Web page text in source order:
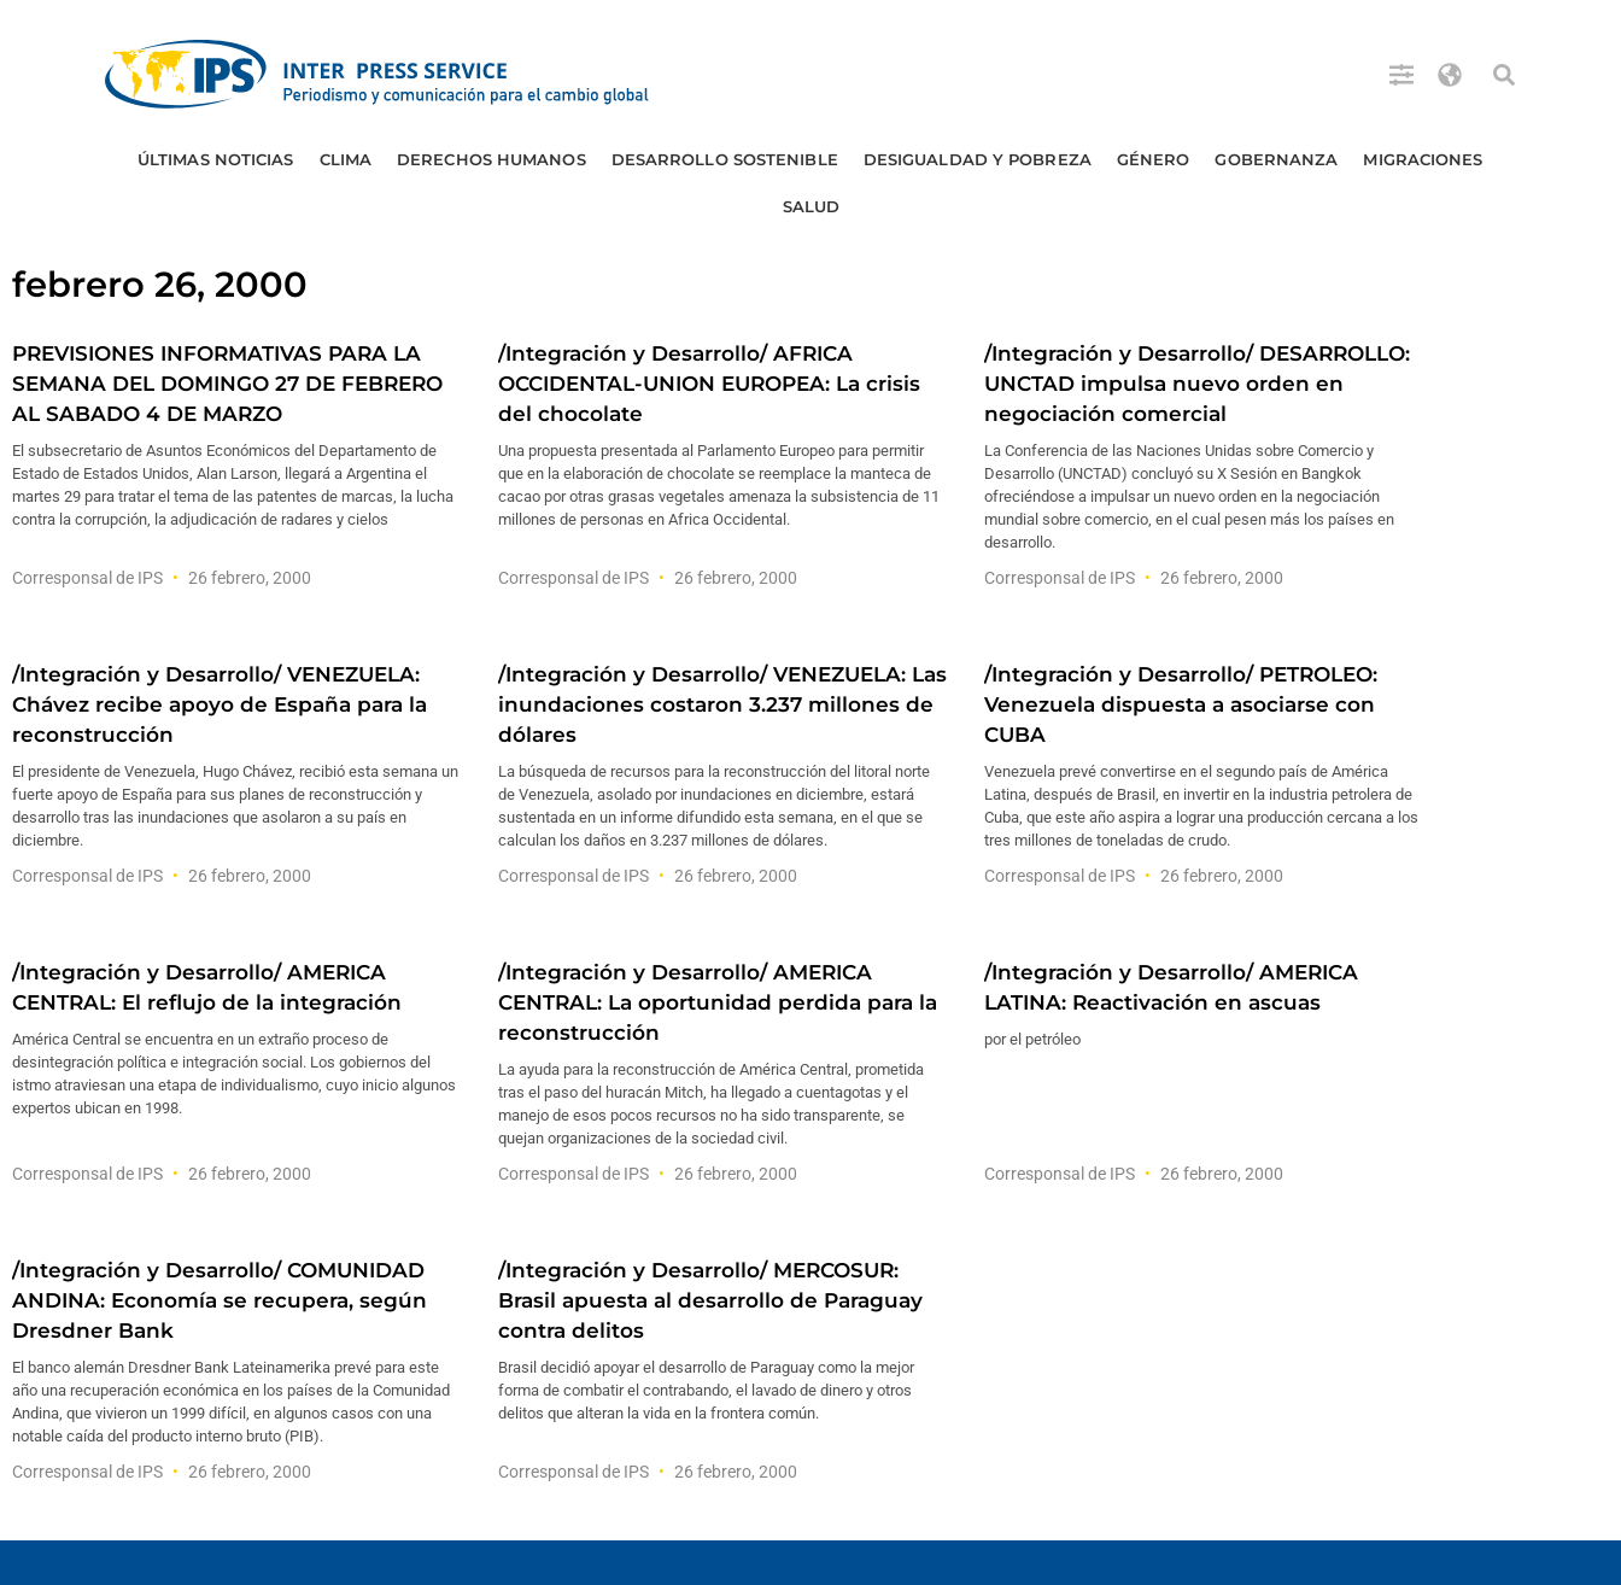
ÚLTIMAS NOTICIAS CLIMA DERECHOS HUMANOS DESARROLLO SOSTENIBLE DESIGUALDAD Y POBREZA GÉNERO GOBERNANZA MIGRACIONES
SALUD
febrero 26, 2000
PREVISIONES INFORMATIVAS PARA LA
SEMANA DEL DOMINGO 27 DE FEBRERO
AL SABADO 4 DE MARZO
El subsecretario de Asuntos Económicos del Departamento de
Estado de Estados Unidos, Alan Larson, llegará a Argentina el
martes 29 para tratar el tema de las patentes de marcas, la lucha
contra la corrupción, la adjudicación de radares y cielos
Corresponsal de IPS 26 febrero, 2000
/Integración y Desarrollo/ AFRICA
OCCIDENTAL-UNION EUROPEA: La crisis
del chocolate
Una propuesta presentada al Parlamento Europeo para permitir
que en la elaboración de chocolate se reemplace la manteca de
cacao por otras grasas vegetales amenaza la subsistencia de 11
millones de personas en Africa Occidental.
Corresponsal de IPS 26 febrero, 2000
/Integración y Desarrollo/ DESARROLLO:
UNCTAD impulsa nuevo orden en
negociación comercial
La Conferencia de las Naciones Unidas sobre Comercio y
Desarrollo (UNCTAD) concluyó su X Sesión en Bangkok
ofreciéndose a impulsar un nuevo orden en la negociación
mundial sobre comercio, en el cual pesen más los países en
desarrollo.
Corresponsal de IPS 26 febrero, 2000
/Integración y Desarrollo/ VENEZUELA:
Chávez recibe apoyo de España para la
reconstrucción
El presidente de Venezuela, Hugo Chávez, recibió esta semana un
fuerte apoyo de España para sus planes de reconstrucción y
desarrollo tras las inundaciones que asolaron a su país en
diciembre.
Corresponsal de IPS 26 febrero, 2000
/Integración y Desarrollo/ VENEZUELA: Las
inundaciones costaron 3.237 millones de
dólares
La búsqueda de recursos para la reconstrucción del litoral norte
de Venezuela, asolado por inundaciones en diciembre, estará
sustentada en un informe difundido esta semana, en el que se
calculan los daños en 3.237 millones de dólares.
Corresponsal de IPS 26 febrero, 2000
/Integración y Desarrollo/ PETROLEO:
Venezuela dispuesta a asociarse con
CUBA
Venezuela prevé convertirse en el segundo país de América
Latina, después de Brasil, en invertir en la industria petrolera de
Cuba, que este año aspira a lograr una producción cercana a los
tres millones de toneladas de crudo.
Corresponsal de IPS 26 febrero, 2000
/Integración y Desarrollo/ AMERICA
CENTRAL: El reflujo de la integración
América Central se encuentra en un extraño proceso de
desintegración política e integración social. Los gobiernos del
istmo atraviesan una etapa de individualismo, cuyo inicio algunos
expertos ubican en 1998.
Corresponsal de IPS 26 febrero, 2000
/Integración y Desarrollo/ AMERICA
CENTRAL: La oportunidad perdida para la
reconstrucción
La ayuda para la reconstrucción de América Central, prometida
tras el paso del huracán Mitch, ha llegado a cuentagotas y el
manejo de esos pocos recursos no ha sido transparente, se
quejan organizaciones de la sociedad civil.
Corresponsal de IPS 26 febrero, 2000
/Integración y Desarrollo/ AMERICA
LATINA: Reactivación en ascuas
por el petróleo
Corresponsal de IPS 26 febrero, 2000
/Integración y Desarrollo/ COMUNIDAD
ANDINA: Economía se recupera, según
Dresdner Bank
El banco alemán Dresdner Bank Lateinamerika prevé para este
año una recuperación económica en los países de la Comunidad
Andina, que vivieron un 1999 difícil, en algunos casos con una
notable caída del producto interno bruto (PIB).
Corresponsal de IPS 26 febrero, 2000
/Integración y Desarrollo/ MERCOSUR:
Brasil apuesta al desarrollo de Paraguay
contra delitos
Brasil decidió apoyar el desarrollo de Paraguay como la mejor
forma de combatir el contrabando, el lavado de dinero y otros
delitos que alteran la vida en la frontera común.
Corresponsal de IPS 26 febrero, 2000